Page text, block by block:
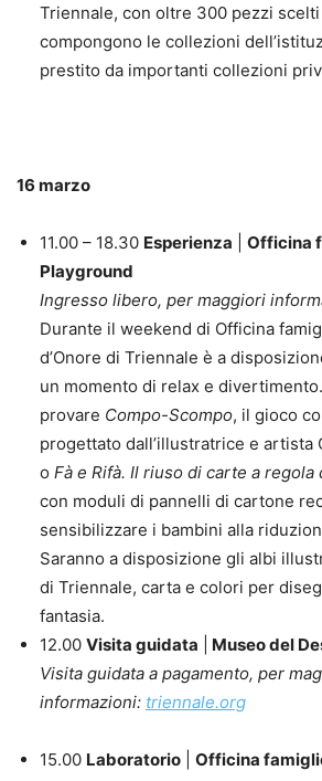
Triennale, con oltre 300 pezzi scelti
compongono le collezioni
prestito da importanti collezioni
16 marzo
11.00 – 18.30 Esperienza Officina
Playground
Ingresso libero, per maggiori
Durante il weekend di Officina
d’Onore di Triennale è a
un momento di relax e
provare Compo-Scompo, il gioco
progettato dall’illustratrice e artista
o Fà e Rifà. Il riuso di carte a regola
con moduli di pannelli di cartone
sensibilizzare i bambini alla
Saranno a disposizione gli albi
di Triennale, carta e colori per
fantasia.
12.00 Visita guidata
Museo del
Visita guidata a pagamento, per
informazioni: triennale.org
15.00 Laboratorio Officina